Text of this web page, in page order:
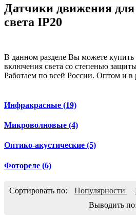
Датчики движения
света IP20
В данном разделе Вы можете
включения света со степенью
Работаем по всей России. Оптом и в
Инфракрасные (19)
Микроволновые (4)
Оптико-акустические (5)
Фотореле (6)
Сортировать по: Популярности
Выводить по: